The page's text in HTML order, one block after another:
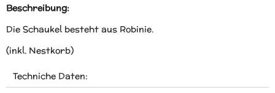
Beschreibung:
Die Schaukel besteht aus Robinie.
(inkl. Nestkorb)
Techniche Daten: